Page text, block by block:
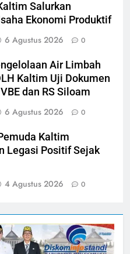
Salurkan
Ekonomi Produktif
6 Agustus 2026 0
Air Limbah
Kaltim Uji Dokumen
dan RS Siloam
6 Agustus 2026 0
Kaltim
Legasi Positif Sejak
4 Agustus 2026 0